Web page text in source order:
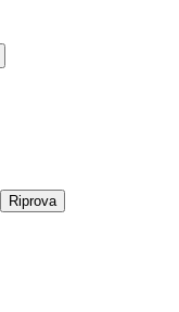
Riprova